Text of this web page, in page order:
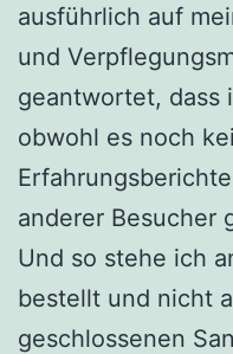
ausführlich auf
und
geantwortet, dass
obwohl es noch
anderer Besucher
Und so stehe ich
bestellt und nicht
geschlossenen